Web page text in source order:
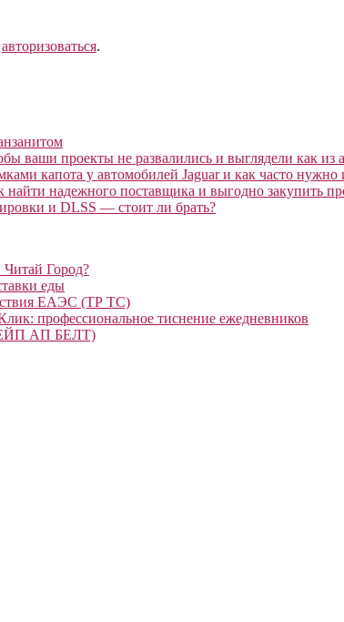
авторизоваться.
ваши проекты не развалились и выглядели как из
капота у автомобилей Jaguar и как часто нужно
найти надежного поставщика и выгодно закупить
и DLSS — стоит ли брать?
Читай Город?
еды
ЕАЭС (ТР ТС)
профессиональное тиснение ежедневников
АП БЕЛТ)